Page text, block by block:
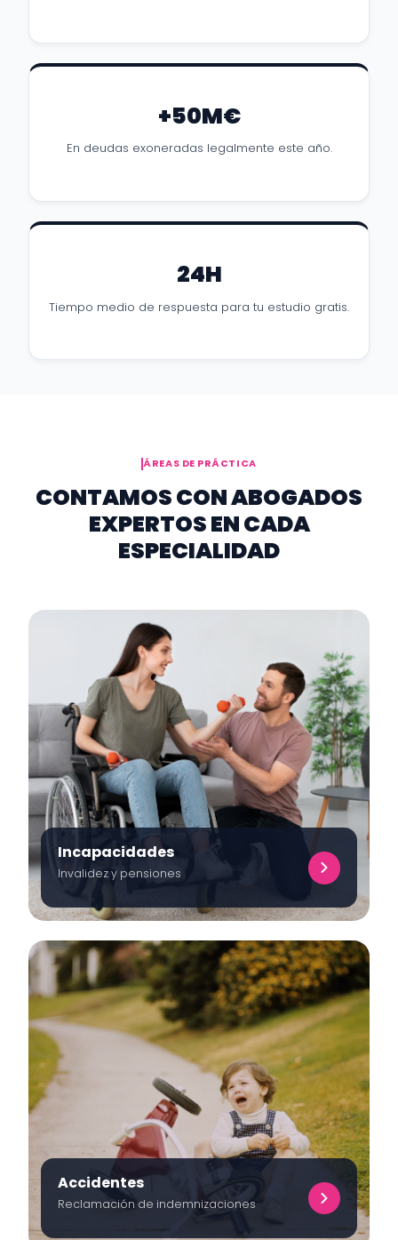
+50M€
En deudas exoneradas legalmente este año.
24H
Tiempo medio de respuesta para tu estudio gratis.
ÁREAS DE PRÁCTICA
CONTAMOS CON ABOGADOS
EXPERTOS EN CADA
ESPECIALIDAD
Incapacidades
Invalidez y pensiones
Accidentes
Reclamación de indemnizaciones